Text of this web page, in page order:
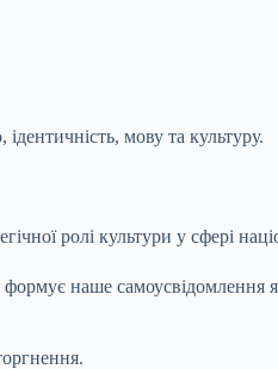
мову та культуру.
ролі культури у сфері
формує наше самоусвідомлення